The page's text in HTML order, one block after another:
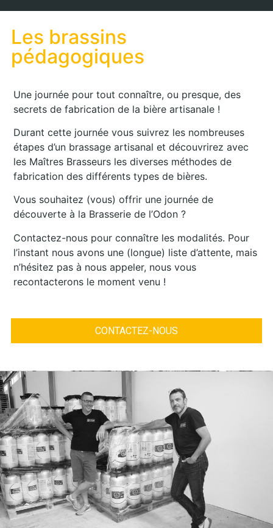
Les brassins
pédagogiques
Une journée pour tout connaître, ou presque, des
secrets de fabrication de la bière artisanale !
Durant cette journée vous suivrez les nombreuses
étapes d’un brassage artisanal et découvrirez avec
les Maîtres Brasseurs les diverses méthodes de
fabrication des différents types de bières.
Vous souhaitez (vous) offrir une journée de
découverte à la Brasserie de l’Odon ?
Contactez-nous pour connaître les modalités. Pour
l’instant nous avons une (longue) liste d’attente, mais
n’hésitez pas à nous appeler, nous vous
recontacterons le moment venu !
CONTACTEZ-NOUS